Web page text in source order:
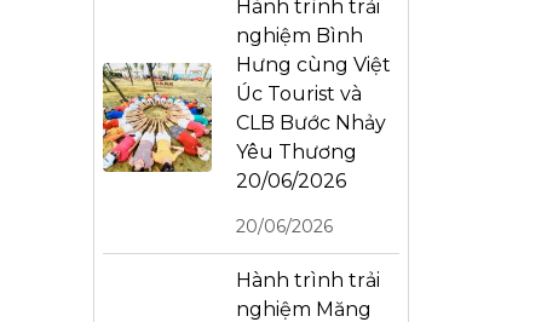
Hành trình trải
nghiệm Bình
Hưng cùng Việt
Úc Tourist và
CLB Bước Nhảy
Yêu Thương
20/06/2026
20/06/2026
Hành trình trải
nghiệm Măng